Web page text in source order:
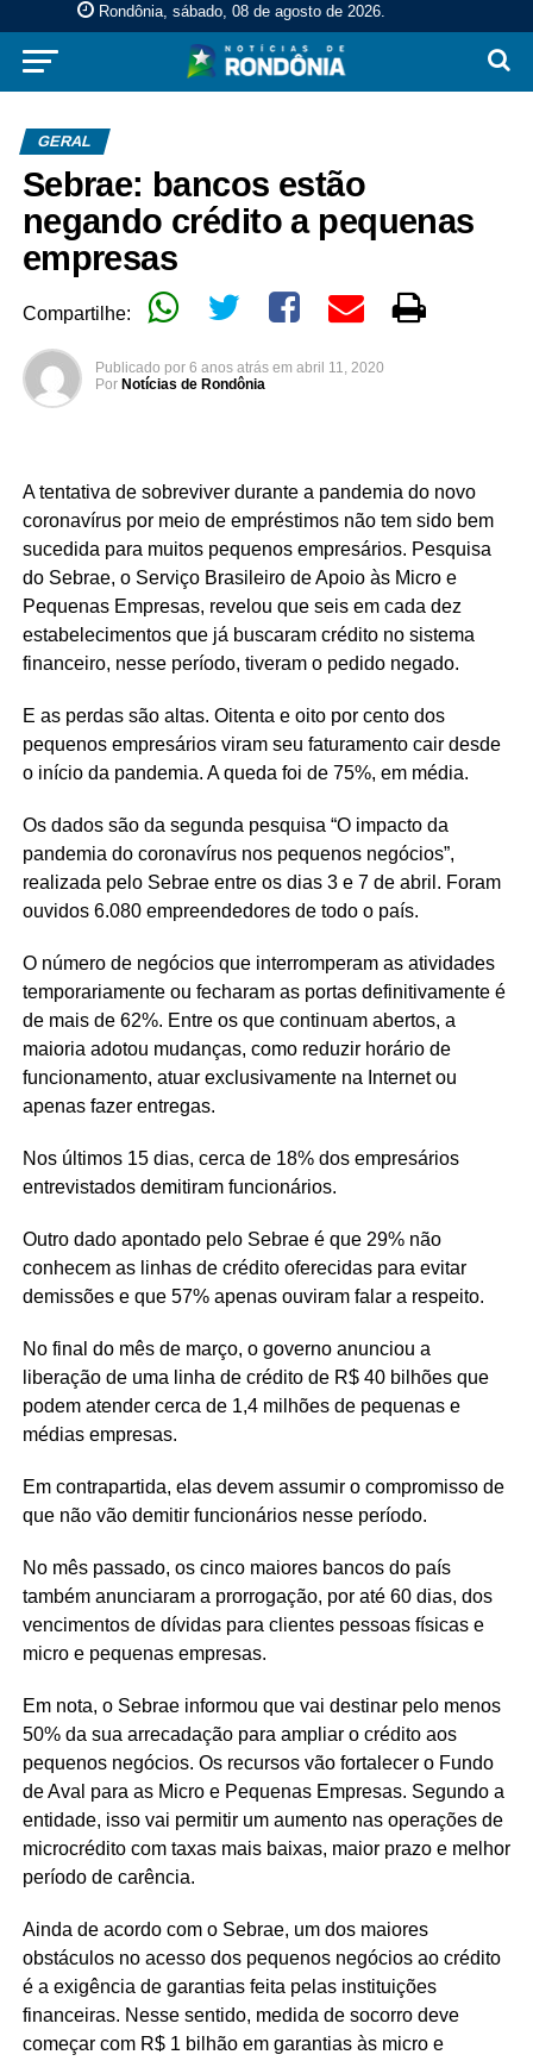
Rondônia, sábado, 08 de agosto de 2026.
GERAL
Sebrae: bancos estão
negando crédito a pequenas
empresas
Compartilhe:
Publicado por 6 anos atrás em abril 11, 2020
Por Notícias de Rondônia
A tentativa de sobreviver durante a pandemia do novo
coronavírus por meio de empréstimos não tem sido bem
sucedida para muitos pequenos empresários. Pesquisa
do Sebrae, o Serviço Brasileiro de Apoio às Micro e
Pequenas Empresas, revelou que seis em cada dez
estabelecimentos que já buscaram crédito no sistema
financeiro, nesse período, tiveram o pedido negado.
E as perdas são altas. Oitenta e oito por cento dos
pequenos empresários viram seu faturamento cair desde
o início da pandemia. A queda foi de 75%, em média.
Os dados são da segunda pesquisa “O impacto da
pandemia do coronavírus nos pequenos negócios”,
realizada pelo Sebrae entre os dias 3 e 7 de abril. Foram
ouvidos 6.080 empreendedores de todo o país.
O número de negócios que interromperam as atividades
temporariamente ou fecharam as portas definitivamente é
de mais de 62%. Entre os que continuam abertos, a
maioria adotou mudanças, como reduzir horário de
funcionamento, atuar exclusivamente na Internet ou
apenas fazer entregas.
Nos últimos 15 dias, cerca de 18% dos empresários
entrevistados demitiram funcionários.
Outro dado apontado pelo Sebrae é que 29% não
conhecem as linhas de crédito oferecidas para evitar
demissões e que 57% apenas ouviram falar a respeito.
No final do mês de março, o governo anunciou a
liberação de uma linha de crédito de R$ 40 bilhões que
podem atender cerca de 1,4 milhões de pequenas e
médias empresas.
Em contrapartida, elas devem assumir o compromisso de
que não vão demitir funcionários nesse período.
No mês passado, os cinco maiores bancos do país
também anunciaram a prorrogação, por até 60 dias, dos
vencimentos de dívidas para clientes pessoas físicas e
micro e pequenas empresas.
Em nota, o Sebrae informou que vai destinar pelo menos
50% da sua arrecadação para ampliar o crédito aos
pequenos negócios. Os recursos vão fortalecer o Fundo
de Aval para as Micro e Pequenas Empresas. Segundo a
entidade, isso vai permitir um aumento nas operações de
microcrédito com taxas mais baixas, maior prazo e melhor
período de carência.
Ainda de acordo com o Sebrae, um dos maiores
obstáculos no acesso dos pequenos negócios ao crédito
é a exigência de garantias feita pelas instituições
financeiras. Nesse sentido, medida de socorro deve
começar com R$ 1 bilhão em garantias às micro e